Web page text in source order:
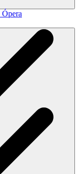
Ópera